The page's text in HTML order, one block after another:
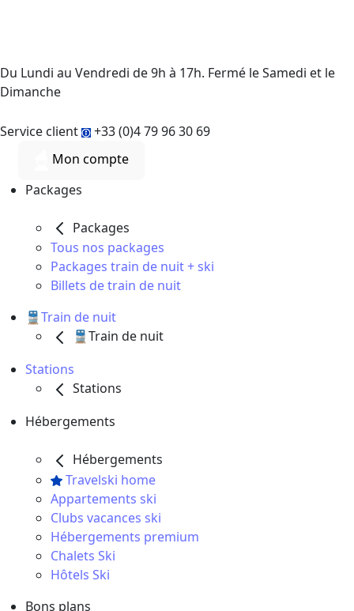
Du Lundi au Vendredi de 9h à 17h. Fermé le Samedi et le
Dimanche
Service client
+33 (0)4 79 96 30 69
Mon compte
Packages
Packages
Tous nos packages
Packages train de nuit + ski
Billets de train de nuit
🚆Train de nuit
🚆Train de nuit
Stations
Stations
Hébergements
Hébergements
Travelski home
Appartements ski
Clubs vacances ski
Hébergements premium
Chalets Ski
Hôtels Ski
Bons plans